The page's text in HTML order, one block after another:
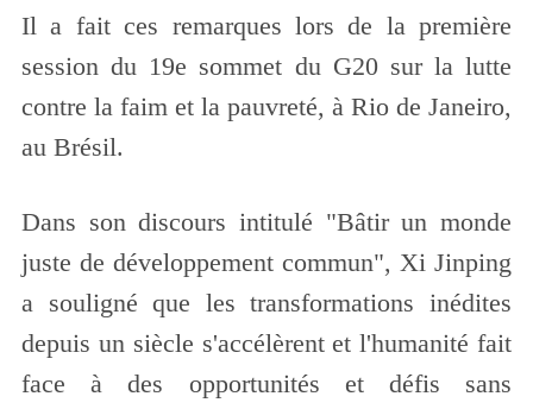
Il a fait ces remarques lors de la première
session du 19e sommet du G20 sur la lutte
contre la faim et la pauvreté, à Rio de Janeiro,
au Brésil.
Dans son discours intitulé "Bâtir un monde
juste de développement commun", Xi Jinping
a souligné que les transformations inédites
depuis un siècle s'accélèrent et l'humanité fait
face à des opportunités et défis sans